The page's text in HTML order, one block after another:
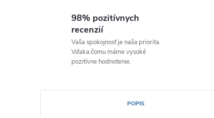
98% pozitívnych
recenzií
Vaša spokojnosť je naša priorita.
Vďaka čomu máme vysoké
pozitívne hodnotenie.
POPIS